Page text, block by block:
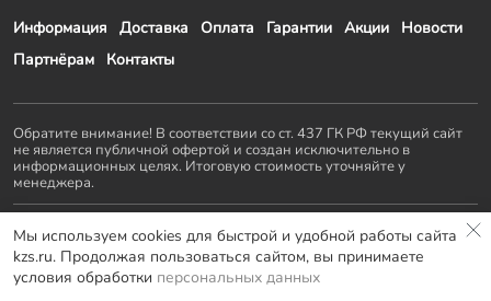
Информация Доставка Оплата Гарантии Акции
Новости
Партнёрам
Контакты
Обратите внимание! В соответствии со ст. 437 ГК РФ текущий сайт
не является публичной офертой и создан исключительно в
информационных целях. Итоговую стоимость уточняйте у
менеджера.
Остальные проекты KZS GROUP
Домостроение
Заборы и ворота Септики
Террасы
Мебель LOFT
Мы используем cookies для быстрой и удобной работы сайта
kzs.ru. Продолжая пользоваться сайтом, вы принимаете
условия обработки персональных данных